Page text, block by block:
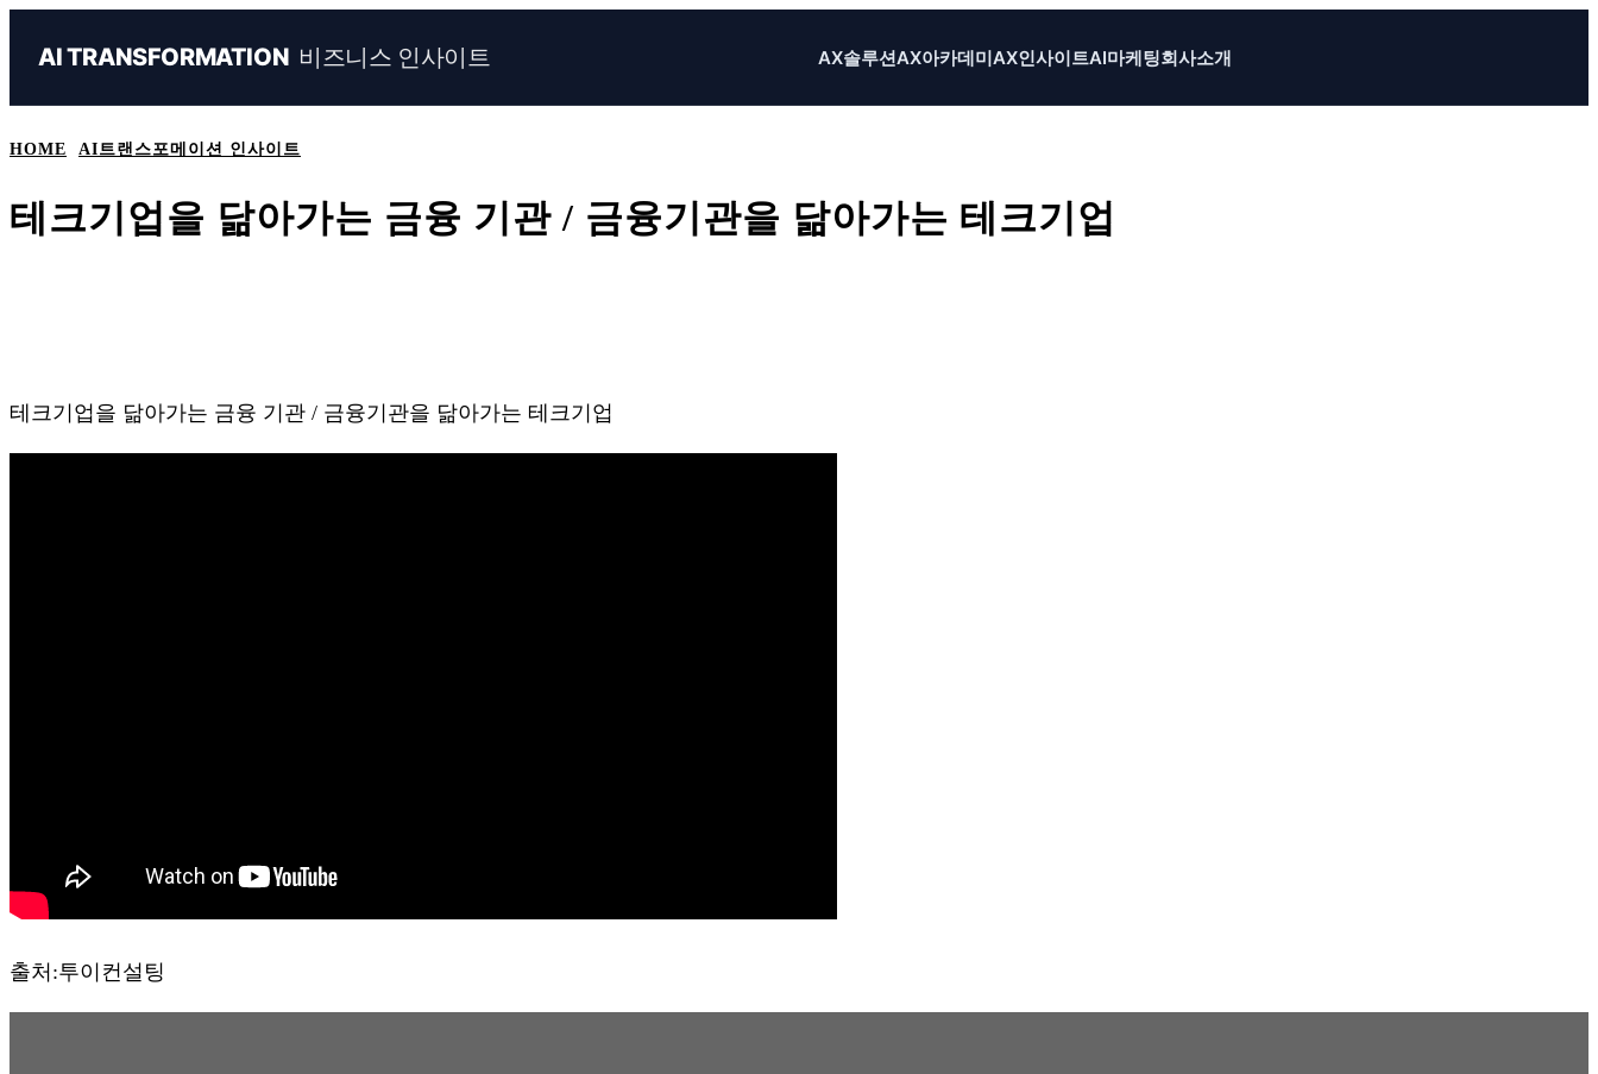
AI TRANSFORMATION 비즈니스 인사이트 AX솔루션AX아카데미AX인사이트AI마케팅회사소개
HOME AI트랜스포메이션 인사이트
테크기업을 닮아가는 금융 기관 / 금융기관을 닮아가는 테크기업
테크기업을 닮아가는 금융 기관 / 금융기관을 닮아가는 테크기업
출처:투이컨설팅